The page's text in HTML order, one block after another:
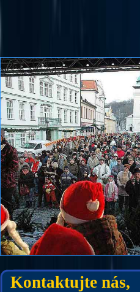
Kontaktujte nás,